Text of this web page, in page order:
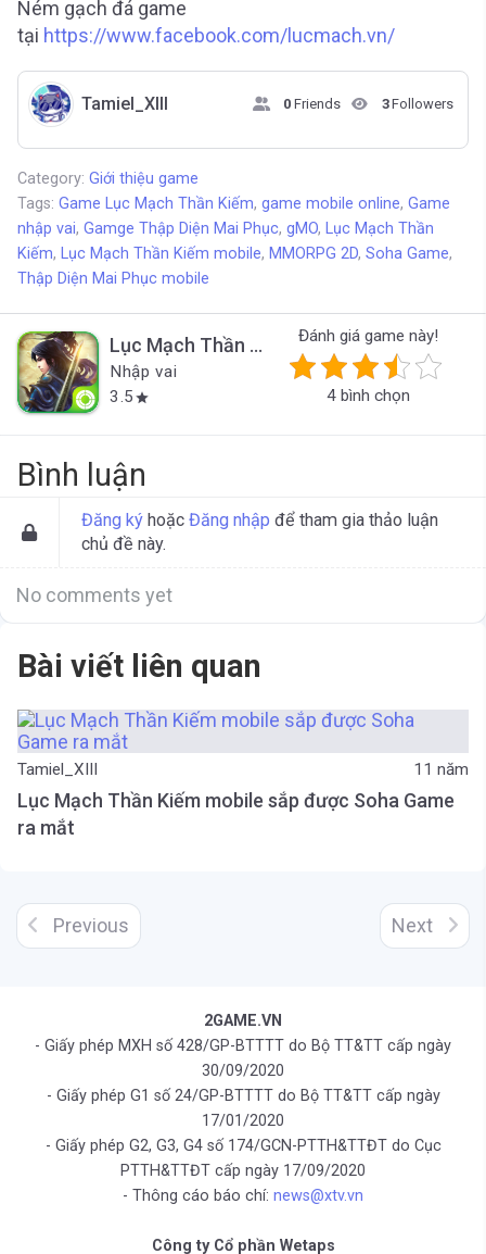
Ném gạch đá game
tại https://www.facebook.com/lucmach.vn/
Tamiel_XIII 0 Friends 3Followers
Category: Giới thiệu game
Tags: Game Lục Mạch Thần Kiếm, game mobile online, Game
nhập vai, Gamge Thập Diện Mai Phục, gMO, Lục Mạch Thần
Kiếm, Lục Mạch Thần Kiếm mobile, MMORPG 2D, Soha Game,
Thập Diện Mai Phục mobile
Lục Mạch Thần Kiếm mobile *Đã đóng
Nhập vai
3.5 star
Đánh giá game này!
4 bình chọn
Bình luận
Đăng ký hoặc Đăng nhập để tham gia thảo luận
chủ đề này.
No comments yet
Bài viết liên quan
Tamiel_XIII 11 năm
Lục Mạch Thần Kiếm mobile sắp được Soha Game
ra mắt
Previous Next
2GAME.VN
- Giấy phép MXH số 428/GP-BTTTT do Bộ TT&TT cấp ngày
30/09/2020
- Giấy phép G1 số 24/GP-BTTTT do Bộ TT&TT cấp ngày
17/01/2020
- Giấy phép G2, G3, G4 số 174/GCN-PTTH&TTĐT do Cục
PTTH&TTĐT cấp ngày 17/09/2020
- Thông cáo báo chí: news@xtv.vn
Công ty Cổ phần Wetaps